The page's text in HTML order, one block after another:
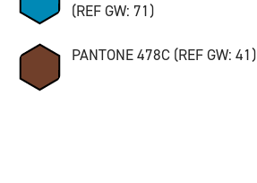
(REF GW: 71)
PANTONE 478C (REF GW: 41)